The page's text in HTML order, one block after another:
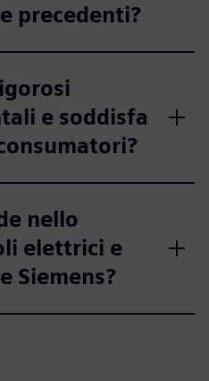
precedenti?
e soddisfa
nello
elettrici e
Siemens?